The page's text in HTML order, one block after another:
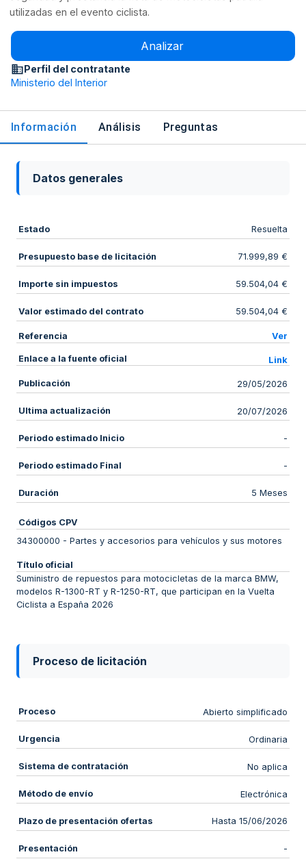
utilizadas en el evento ciclista.
Analizar
Perfil del contratante
Ministerio del Interior
Información Análisis Preguntas
Datos generales
Estado Resuelta
Presupuesto base de licitación 71.999,89 €
Importe sin impuestos 59.504,04 €
Valor estimado del contrato 59.504,04 €
Referencia Ver
Enlace a la fuente oficial Link
Publicación 29/05/2026
Ultima actualización 20/07/2026
Periodo estimado Inicio -
Periodo estimado Final -
Duración 5 Meses
Códigos CPV
34300000 - Partes y accesorios para vehículos y sus motores
Título oficial
Suministro de repuestos para motocicletas de la marca BMW,
modelos R-1300-RT y R-1250-RT, que participan en la Vuelta
Ciclista a España 2026
Proceso de licitación
Proceso Abierto simplificado
Urgencia Ordinaria
Sistema de contratación No aplica
Método de envío Electrónica
Plazo de presentación ofertas Hasta 15/06/2026
Presentación -